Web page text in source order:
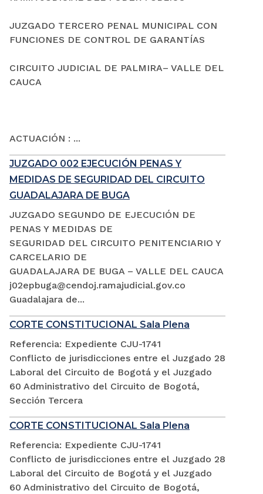
JUZGADO TERCERO PENAL MUNICIPAL CON
FUNCIONES DE CONTROL DE GARANTÍAS
CIRCUITO JUDICIAL DE PALMIRA– VALLE DEL
CAUCA
ACTUACIÓN : ...
JUZGADO 002 EJECUCIÓN PENAS Y
MEDIDAS DE SEGURIDAD DEL CIRCUITO
GUADALAJARA DE BUGA
JUZGADO SEGUNDO DE EJECUCIÓN DE
PENAS Y MEDIDAS DE
SEGURIDAD DEL CIRCUITO PENITENCIARIO Y
CARCELARIO DE
GUADALAJARA DE BUGA – VALLE DEL CAUCA
j02epbuga@cendoj.ramajudicial.gov.co
Guadalajara de...
CORTE CONSTITUCIONAL Sala Plena
Referencia: Expediente CJU-1741
Conflicto de jurisdicciones entre el Juzgado 28
Laboral del Circuito de Bogotá y el Juzgado
60 Administrativo del Circuito de Bogotá,
Sección Tercera
CORTE CONSTITUCIONAL Sala Plena
Referencia: Expediente CJU-1741
Conflicto de jurisdicciones entre el Juzgado 28
Laboral del Circuito de Bogotá y el Juzgado
60 Administrativo del Circuito de Bogotá,